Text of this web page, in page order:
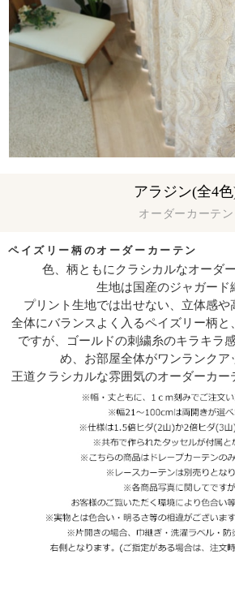
ペイズリー柄のオーダーカーテン
オーダーカーテン
アラジン(全4
色、柄ともにクラシカルなオーダ
生地は国産のジャガード
プリント生地では出せない、立体感や
全体にバランスよく入るペイズリー柄と
ですが、ゴールドの刺繍糸のキラキラ
め、お部屋全体がワンランクア
王道クラシカルな雰囲気のオーダーカー